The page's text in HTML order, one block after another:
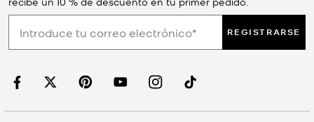
REGISTRARSE